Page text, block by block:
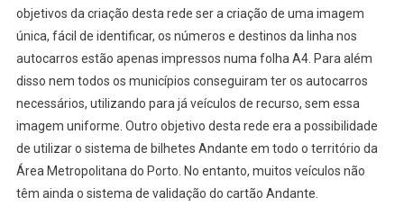
objetivos da criação desta rede ser a criação de uma imagem
única, fácil de identificar, os números e destinos da linha nos
autocarros estão apenas impressos numa folha A4. Para além
disso nem todos os municípios conseguiram ter os autocarros
necessários, utilizando para já veículos de recurso, sem essa
imagem uniforme. Outro objetivo desta rede era a possibilidade
de utilizar o sistema de bilhetes Andante em todo o território da
Área Metropolitana do Porto. No entanto, muitos veículos não
têm ainda o sistema de validação do cartão Andante.